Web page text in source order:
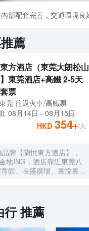
部配套完善，交通環境良
薦
東方酒店（東莞大朗松山
東莞酒店+高鐵 2-5天
票
莞 往返火車/高鐵票
: 08月14日 - 08月15日
HKD 354+/人
牌【蘭悅東方酒店】，
地ING，酒店靠近東莞八
館、長盛廣場、裏悅裏購
務讓客人在酒店有更好的
推薦